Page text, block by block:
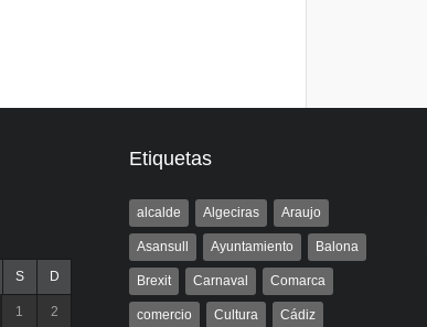
S D
1 2
Etiquetas
alcalde Algeciras Araujo
Asansull Ayuntamiento Balona
Brexit Carnaval Comarca
comercio Cultura Cádiz